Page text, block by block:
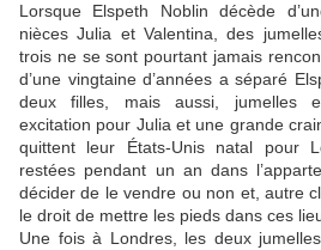
Lorsque Elspeth Noblin décède
nièces Julia et Valentina, des
trois ne se sont pourtant jamais
d’une vingtaine d’années a séparé
deux filles, mais aussi, jumelles
excitation pour Julia et une grande
quittent leur États-Unis natal pour
restées pendant un an dans
décider de le vendre ou non et, autre
le droit de mettre les pieds dans ces
Une fois à Londres, les deux